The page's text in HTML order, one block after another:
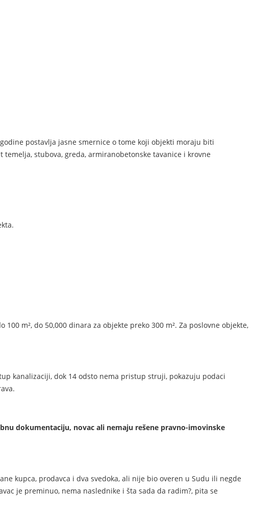
postavlja jasne smernice o tome koji objekti moraju biti
stubova, greda, armiranobetonske tavanice i krovne
m², do 50,000 dinara za objekte preko 300 m². Za poslovne objekte,
kanalizaciji, dok 14 odsto nema pristup struji, pokazuju podaci
dokumentaciju, novac ali nemaju rešene pravno-imovinske
kupca, prodavca i dva svedoka, ali nije bio overen u Sudu ili negde
je preminuo, nema naslednike i šta sada da radim?, pita se